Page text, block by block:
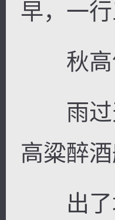
早，一
秋高气
雨过天
高粱醉
出了城